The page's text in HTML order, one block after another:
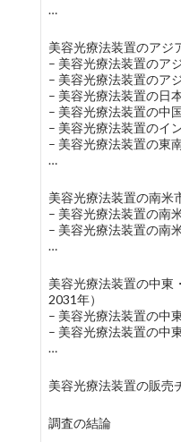
…
美容光療法装置のアジ
– 美容光療法装置のア
– 美容光療法装置のア
– 美容光療法装置の日
– 美容光療法装置の中
– 美容光療法装置のイ
– 美容光療法装置の東
…
美容光療法装置の南米
– 美容光療法装置の南
– 美容光療法装置の南
…
美容光療法装置の中東
2031年）
– 美容光療法装置の中
– 美容光療法装置の中
…
美容光療法装置の販売
調査の結論